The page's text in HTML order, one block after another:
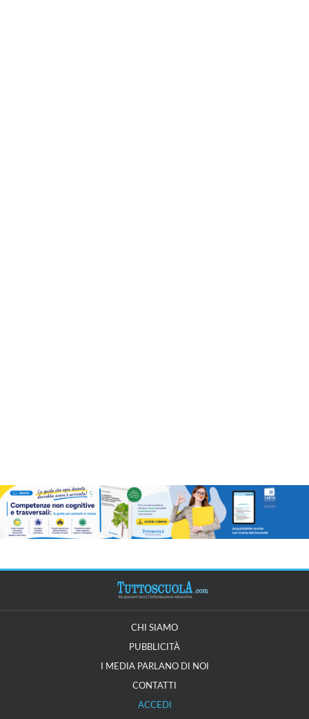
CHI SIAMO
PUBBLICITÀ
I MEDIA PARLANO DI NOI
CONTATTI
ACCEDI